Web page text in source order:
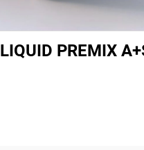
LIQUID PREMIX